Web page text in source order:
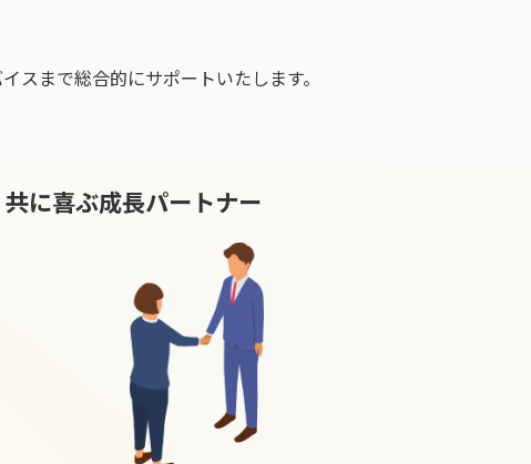
スまで総合的にサポートいたします。
共に喜ぶ成長パートナー